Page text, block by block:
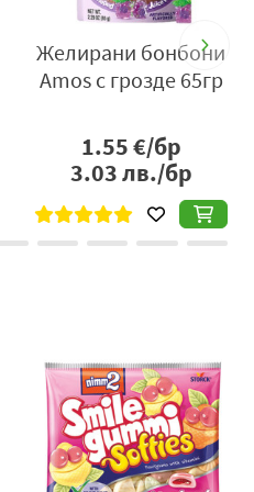
Бонбони жел.амос
портокал 65гр
1.55€/бр
3.03лв./бр